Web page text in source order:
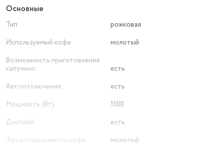
Основные
Тип
рожковая
Используемый кофе
молотый
Возможность приготовления
капучино
есть
Автоотключение
есть
Мощность (Вт)
1100
Дисплей
есть
Тип используемого кофе
молотый